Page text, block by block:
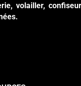
volailler,